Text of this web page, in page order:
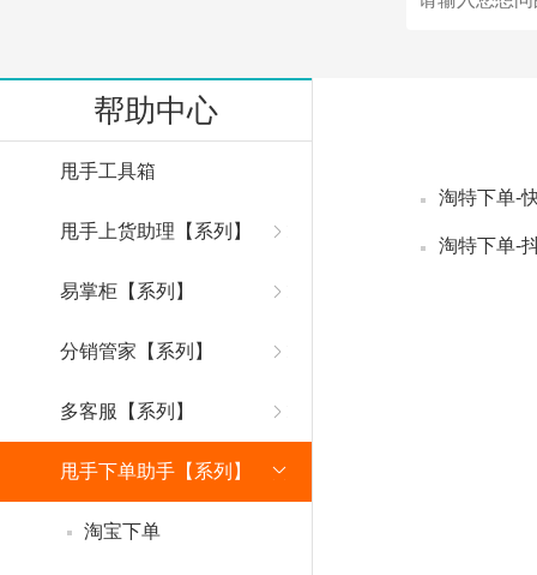
帮助中心
甩手工具箱
甩手上货助理【系列】
易掌柜【系列】
分销管家【系列】
多客服【系列】
甩手下单助手【系列】
淘宝下单
淘特下单-
淘特下单-